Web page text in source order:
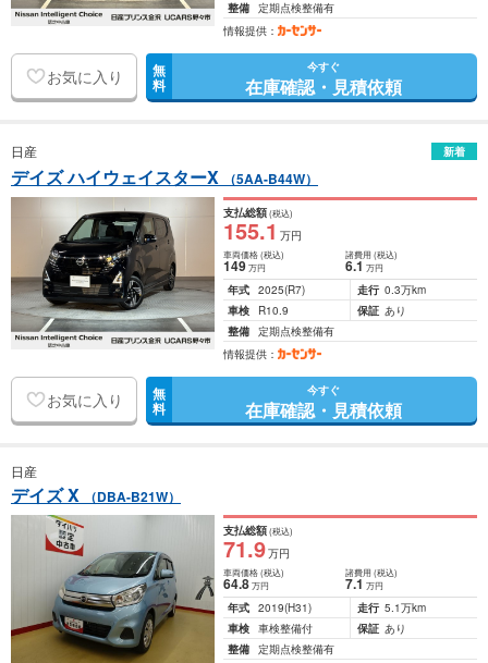
整備 定期点検整備有
情報提供：
お気に入り 無
料
今すぐ
在庫確認・見積依頼
日産 新着
デイズ ハイウェイスターX （5AA-B44W）
支払総額(税込)
155.1 万円
車両価格(税込)
149万円
諸費用 (税込)
6.1 万円
年式 2025(R7) 走行 0.3万km
車検
R10.9 保証 あり
整備 定期点検整備有
情報提供：
お気に入り 無
料
今すぐ
在庫確認・見積依頼
日産
デイズ X （DBA-B21W）
支払総額(税込)
71.9万円
車両価格(税込)
64.8万円
諸費用 (税込)
7.1 万円
年式 2019(H31) 走行 5.1万km
車検 車検整備付 保証 あり
整備 定期点検整備有